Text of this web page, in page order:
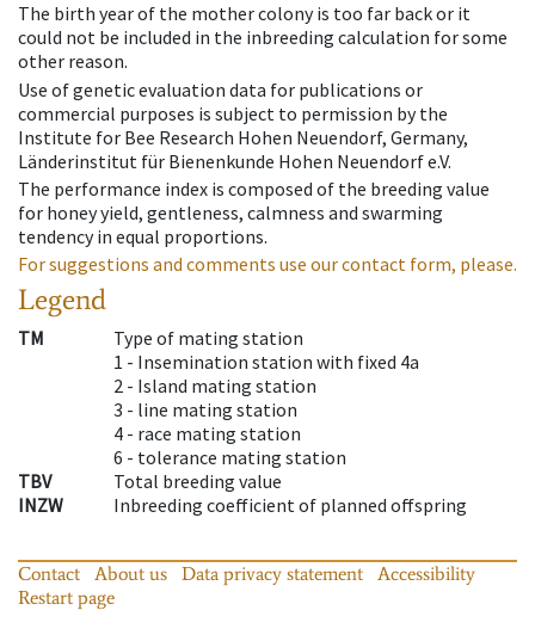
The birth year of the mother colony is too far back or it
could not be included in the inbreeding calculation for some
other reason.
Use of genetic evaluation data for publications or
commercial purposes is subject to permission by the
Institute for Bee Research Hohen Neuendorf, Germany,
Länderinstitut für Bienenkunde Hohen Neuendorf e.V.
The performance index is composed of the breeding value
for honey yield, gentleness, calmness and swarming
tendency in equal proportions.
For suggestions and comments use our contact form, please.
Legend
TM
Type of mating station
1 - Insemination station with fixed 4a
2 - Island mating station
3 - line mating station
4 - race mating station
6 - tolerance mating station
TBV
Total breeding value
INZW
Inbreeding coefficient of planned offspring
Contact About us Data privacy statement
Accessibility
Restart page